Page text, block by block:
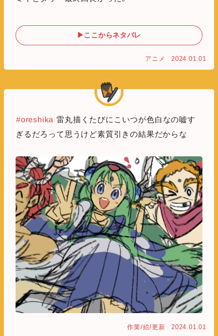
▶ここからネタバレ
アニメ 2024.01.01
#oreshika 雷丸描くたびにこいつが色白なの嘘す
ぎるだろって思うけど素質引きの結果だからな
作業/絵/更新 2024.01.01